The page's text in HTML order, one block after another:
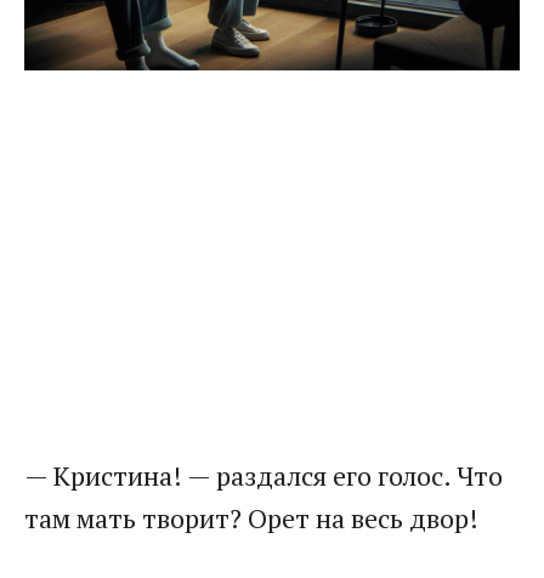
— Кристина! — раздался его голос. Что
там мать творит? Орет на весь двор!